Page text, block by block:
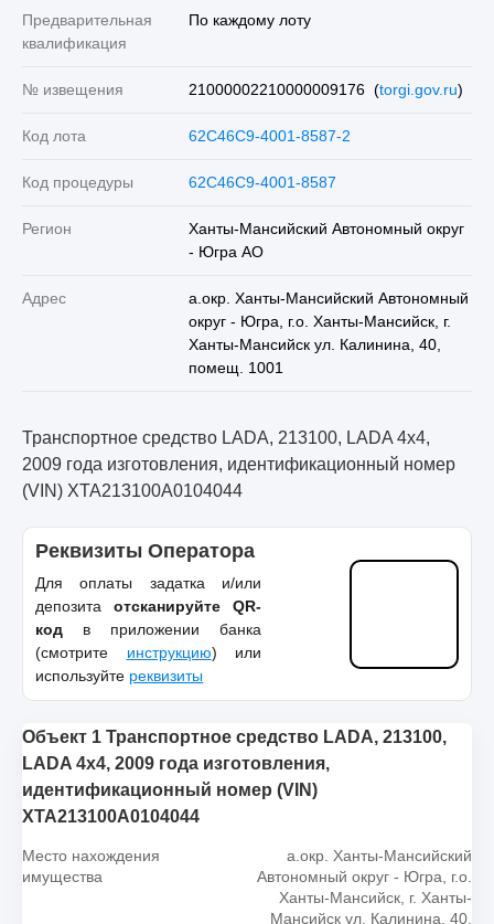
Предварительная
квалификация
По каждому лоту
№ извещения 21000002210000009176 (torgi.gov.ru)
Код лота 62C46C9-4001-8587-2
Код процедуры 62C46C9-4001-8587
Регион
Ханты-Мансийский Автономный округ
- Югра АО
Адрес
а.окр. Ханты-Мансийский Автономный
округ - Югра, г.о. Ханты-Мансийск, г.
Ханты-Мансийск ул. Калинина, 40,
помещ. 1001
Транспортное средство LADA, 213100, LADA 4x4,
2009 года изготовления, идентификационный номер
(VIN) ХТА213100А0104044
Реквизиты Оператора
Для оплаты задатка и/или
депозита отсканируйте QR-
код в приложении банка
(смотрите инструкцию) или
используйте реквизиты
Объект 1 Транспортное средство LADA, 213100,
LADA 4x4, 2009 года изготовления,
идентификационный номер (VIN)
ХТА213100А0104044
Место нахождения
имущества
а.окр. Ханты-Мансийский
Автономный округ - Югра, г.о.
Ханты-Мансийск, г. Ханты-
Мансийск ул. Калинина, 40,